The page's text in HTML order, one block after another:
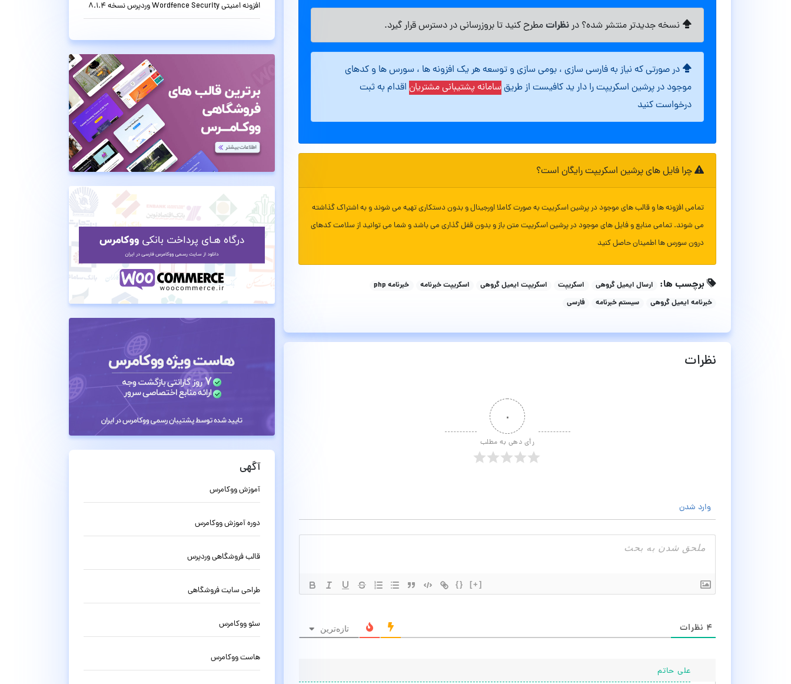
نسخه جدیدتر منتشر شده؟ درنظراتمطرح کنید تا بروزرسانی در دسترس قرار گیرد.
در صورتی که نیاز به فارسی سازی ، بومی سازی و توسعه هر یک افزونه ها ، سورس ها و کدهای
موجود در پرشین اسکریپت را دار ید کافیست از طریقسامانه پشتیبانی مشتریان اقدام به ثبت
درخواست کنید
چرا فایل های پرشین اسکریپت رایگان است؟
تمامی افزونه ها و قالب های موجود در پرشین اسکریپت به صورت کاملا اورجینال و بدون دستکاری تهیه می شوند و به اشتراک گذاشته
می شوند. تمامی منابع و فایل های موجود در پرشین اسکریپت متن باز و بدون قفل گذاری می باشد و شما می توانید از سلامت کدهای
درون سورس ها اطمینان حاصل کنید
برچسب ها: ارسال ایمیل گروهی اسکریپت اسکریپت ایمیل گروهی اسکریپت خبرنامه
خبرنامه php
خبرنامه ایمیل گروهی
سیستم خبرنامه فارسی
نظرات
۰
رأی دهی به مطلب
وارد شدن
{} [+]
۴ نظرات تازه‌ترین
علی حاتم
افزونه امنیتی Wordfence Security وردپرس نسخه 8.1.4
آگهی
آموزش ووکامرس
دوره آموزش ووکامرس
قالب فروشگاهی وردپرس
طراحی سایت فروشگاهی
سئو ووکامرس
هاست ووکامرس